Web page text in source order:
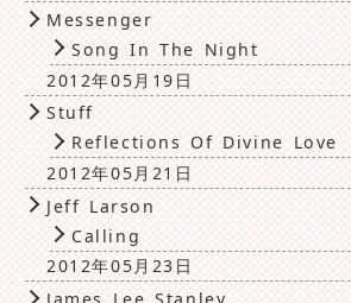
Messenger
Song In The Night
2012年05月19日
Stuff
Reflections Of Divine Love
2012年05月21日
Jeff Larson
Calling
2012年05月23日